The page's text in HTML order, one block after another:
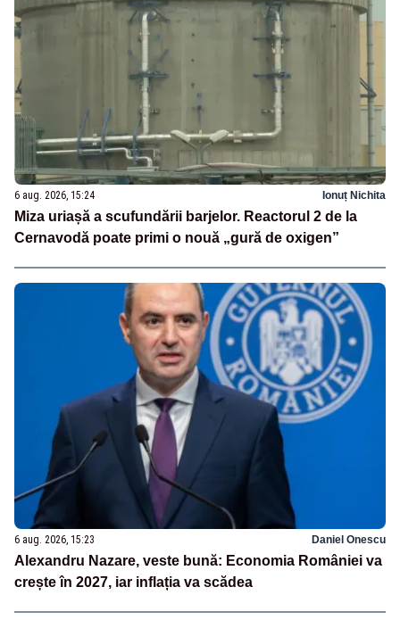
6 aug. 2026, 15:24 Ionuț Nichita
Miza uriașă a scufundării barjelor. Reactorul 2 de la
Cernavodă poate primi o nouă „gură de oxigen”
6 aug. 2026, 15:23 Daniel Onescu
Alexandru Nazare, veste bună: Economia României va
crește în 2027, iar inflația va scădea